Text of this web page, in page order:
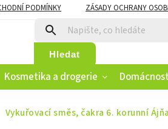
PODMÍNKY ZÁSADY OCHRANY
PROGRAM
Hledat
Kosmetika a drogerie
Vykuřovací směs, čakra 6. korunní